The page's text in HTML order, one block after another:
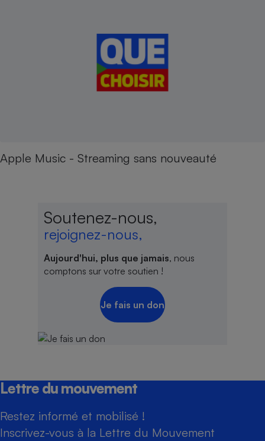
Apple Music - Streaming sans nouveauté
Soutenez-nous,
rejoignez-nous,
Aujourd'hui, plus que jamais, nous
comptons sur votre soutien !
Je fais un don
Lettre du mouvement
Restez informé et mobilisé !
Inscrivez-vous à la Lettre du Mouvement